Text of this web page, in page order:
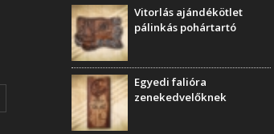
Vitorlás ajándékötlet
pálinkás pohártartó
Egyedi falióra
zenekedvelőknek